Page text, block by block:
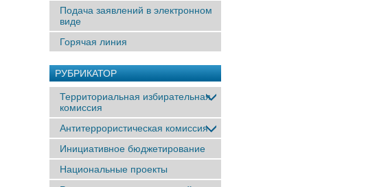
Подача заявлений в электронном
виде
Горячая линия
РУБРИКАТОР
Территориальная избирательная
комиссия
Антитеррористическая комиссия
Инициативное бюджетирование
Национальные проекты